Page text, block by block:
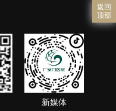
返回
顶部
新媒体